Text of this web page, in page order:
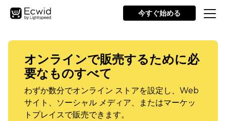
今すぐ始める
オンラインで販売するために必
要なものすべて
わずか数分でオンライン ストアを設定し、Web
サイト、ソーシャル メディア、またはマーケッ
トプレイスで販売できます。